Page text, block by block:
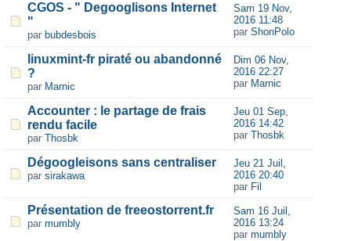
CGOS - " Degooglisons Internet
"
par bubdesbois
Sam 19 Nov,
2016 11:48
par ShonPolo
linuxmint-fr piraté ou abandonné
?
par Marnic
Dim 06 Nov,
2016 22:27
par Marnic
Accounter : le partage de frais
rendu facile
par Thosbk
Jeu 01 Sep,
2016 14:42
par Thosbk
Dégoogleisons sans centraliser
par sirakawa
Jeu 21 Juil,
2016 20:40
par Fil
Présentation de freeostorrent.fr
par mumbly
Sam 16 Juil,
2016 13:24
par mumbly